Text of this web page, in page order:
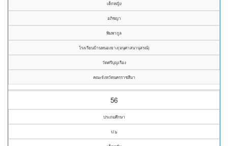
เด็กหญิง
อภิชญา
พิมพากูล
โรงเรียนบ้านหนองยาง(อนุศาสนานุสรณ์)
วัดศรีบุญเรือง
คณะจังหวัดนครราชสีมา
56
ประถมศึกษา
ป.๖